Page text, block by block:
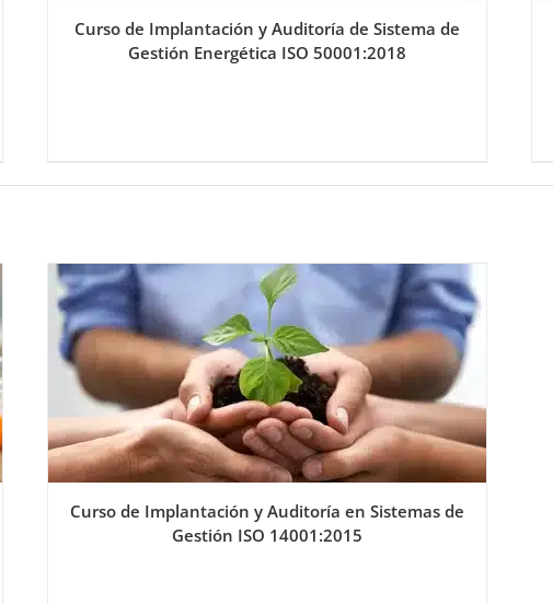
Curso de Implantación y Auditoría de Sistema de
Gestión Energética ISO 50001:2018
Curso de Implantación y Auditoría en Sistemas de
Gestión ISO 14001:2015